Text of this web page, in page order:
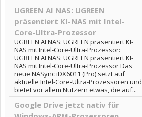
UGREEN AI NAS: UGREEN
präsentiert KI-NAS mit Intel-
Core-Ultra-Prozessor
UGREEN AI NAS: UGREEN präsentiert KI-
NAS mit Intel-Core-Ultra-Prozessor:
UGREEN AI NAS: UGREEN präsentiert KI-
NAS mit Intel-Core-Ultra-Prozessor Das
neue NASync iDX6011 (Pro) setzt auf
aktuelle Intel-Core-Ultra-Prozessoren und
bietet vor allem Nutzern etwas, die auf...
Google Drive jetzt nativ für